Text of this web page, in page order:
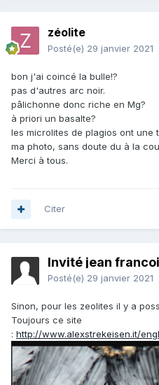
zéolite
Posté(e) 29 janvier 2021
bon j'ai coincé la bulle!?
pas d'autres arc noir.
pâlichonne donc riche en Mg?
à priori un basalte?
les microlites de plagios ont
ma photo, sans doute du à la
Merci à tous.
Citer
Invité jean
Posté(e) 29 janvier 2021
Sinon, pour les zeolites il y a
Toujours ce site
: http://www.alexstrekeisen.it/